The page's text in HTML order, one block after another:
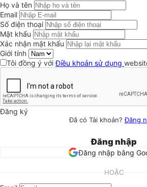
Họ và tên
Email
Số điện thoại
Mật khẩu
Xác nhận mật khẩu
Giới tính
Tôi đồng ý vớiĐiều khoản sử dụng
Đăng ký
Đã có Tài khoản?Đăng
Đăng nhập
Đăng nhập bằng
HOẶC